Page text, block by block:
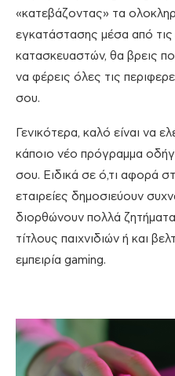
«κατεβάζοντας» τα
εγκατάστασης μέσα από
κατασκευαστών, θα βρεις
να φέρεις όλες τις
σου.
Γενικότερα, καλό είναι να
κάποιο νέο πρόγραμμα
σου. Ειδικά σε ό,τι αφορά
εταιρείες δημοσιεύουν
διορθώνουν πολλά
τίτλους παιχνιδιών ή και
εμπειρία gaming.